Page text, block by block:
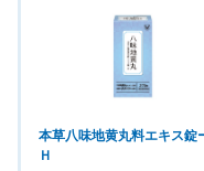
本草八味地黄丸料エキス錠
Ｈ